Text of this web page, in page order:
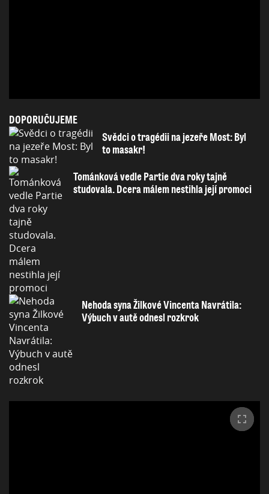
DOPORUČUJEME
Svědci o tragédii na jezeře Most: Byl
to masakr!
Tománková vedle Partie dva roky tajně
studovala. Dcera málem nestihla její promoci
Nehoda syna Žilkové Vincenta Navrátila:
Výbuch v autě odnesl rozkrok